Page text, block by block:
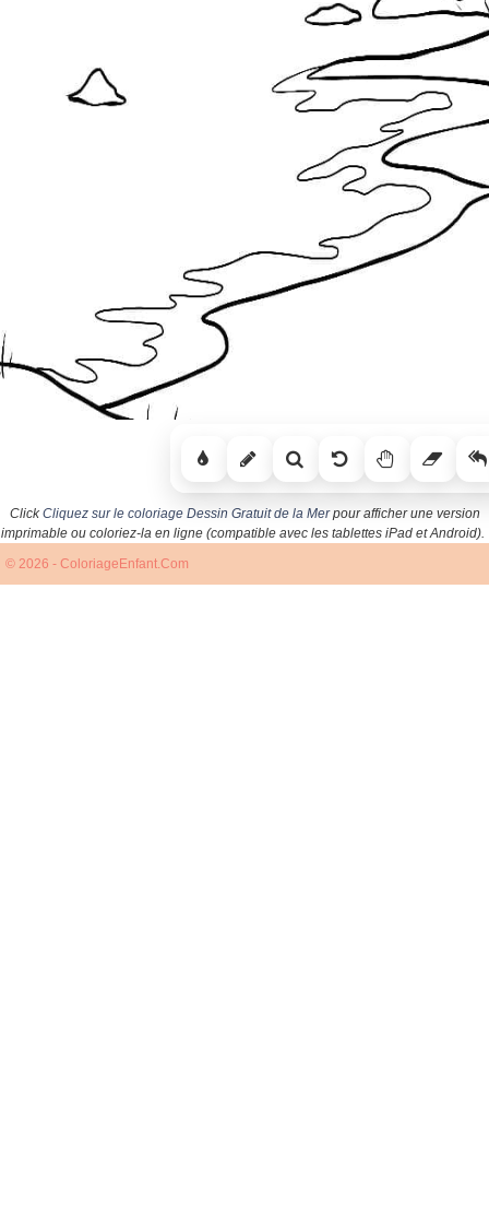
ClickCliquez sur le coloriage Dessin Gratuit de la Merpour afficher une version
imprimable ou coloriez-la en ligne (compatible avec les tablettes iPad et Android).
© 2026 - ColoriageEnfant.Com